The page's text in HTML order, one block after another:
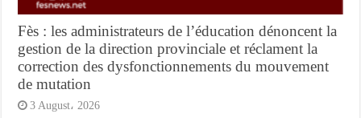
Fès : les administrateurs de l’éducation dénoncent la
gestion de la direction provinciale et réclament la
correction des dysfonctionnements du mouvement
de mutation
3 August، 2026